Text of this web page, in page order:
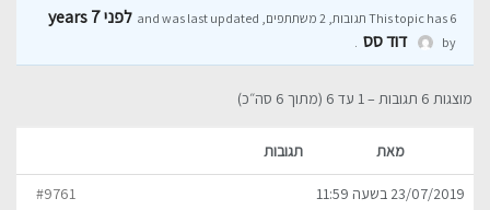
This topic has 6 תגובות, 2 משתתפים, and was last updated לפני 7 years
by דוד סס .
מוצגות 6 תגובות – 1 עד 6 (מתוך 6 סה״כ)
מאת תגובות
23/07/2019 בשעה 11:59 #9761